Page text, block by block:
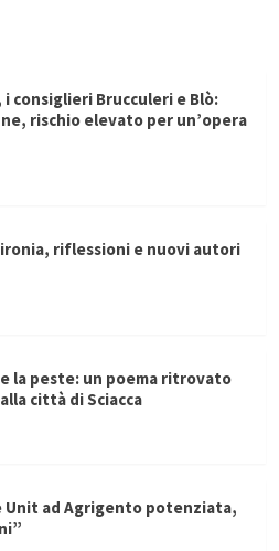
i consiglieri Brucculeri e Blò:
rischio elevato per un’opera
riflessioni e nuovi autori
la peste: un poema ritrovato
città di Sciacca
Unit ad Agrigento potenziata,